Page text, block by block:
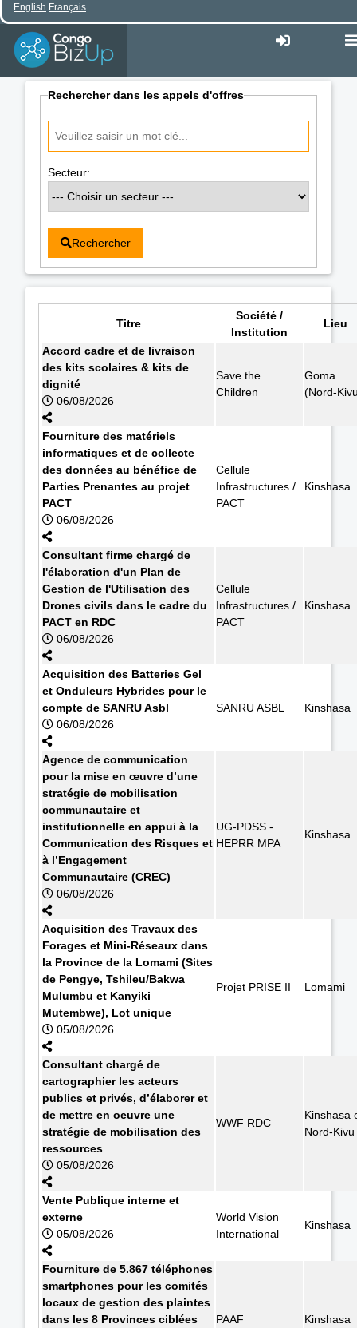
English Français
Rechercher dans les appels d'offres
Secteur:
Rechercher
Titre
Société /
Institution
Lieu
Accord cadre et de livraison
des kits scolaires & kits de
dignité
06/08/2026
Save the
Children
Goma
(Nord-
Fourniture des matériels
informatiques et de collecte
des données au bénéfice de
Parties Prenantes au projet
PACT
06/08/2026
Cellule
Infrastructures /
PACT
Kinshasa
Consultant firme chargé de
l'élaboration d'un Plan de
Gestion de l'Utilisation des
Drones civils dans le cadre du
PACT en RDC
06/08/2026
Cellule
Infrastructures /
PACT
Kinshasa
Acquisition des Batteries Gel
et Onduleurs Hybrides pour le
compte de SANRU Asbl
06/08/2026
SANRU ASBL Kinshasa
Agence de communication
pour la mise en œuvre d’une
stratégie de mobilisation
communautaire et
institutionnelle en appui à la
Communication des Risques et
à l’Engagement
Communautaire (CREC)
06/08/2026
UG-PDSS -
HEPRR MPA
Kinshasa
Acquisition des Travaux des
Forages et Mini-Réseaux dans
la Province de la Lomami (Sites
de Pengye, Tshileu/Bakwa
Mulumbu et Kanyiki
Mutembwe), Lot unique
05/08/2026
Projet PRISE II Lomami
Consultant chargé de
cartographier les acteurs
publics et privés, d’élaborer et
de mettre en oeuvre une
stratégie de mobilisation des
ressources
05/08/2026
WWF RDC
Kinshasa
Nord-Kivu
Vente Publique interne et
externe
05/08/2026
World Vision
International
Kinshasa
Fourniture de 5.867 téléphones
smartphones pour les comités
locaux de gestion des plaintes
dans les 8 Provinces ciblées
PAAF Kinshasa